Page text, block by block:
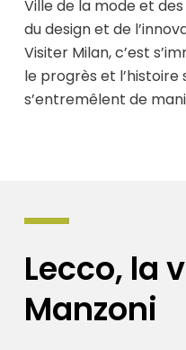
Ville de la mode et
du design et de
Visiter Milan, c’est
le progrès et
s’entremêlent de
Lecco, la
Manzoni